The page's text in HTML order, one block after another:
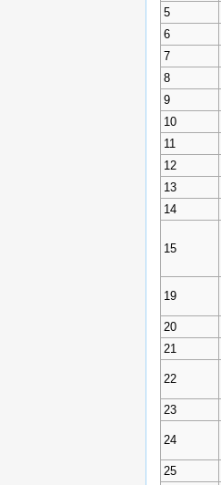
5
6
7
8
9
10
11
12
13
14
15
19
20
21
22
23
24
25